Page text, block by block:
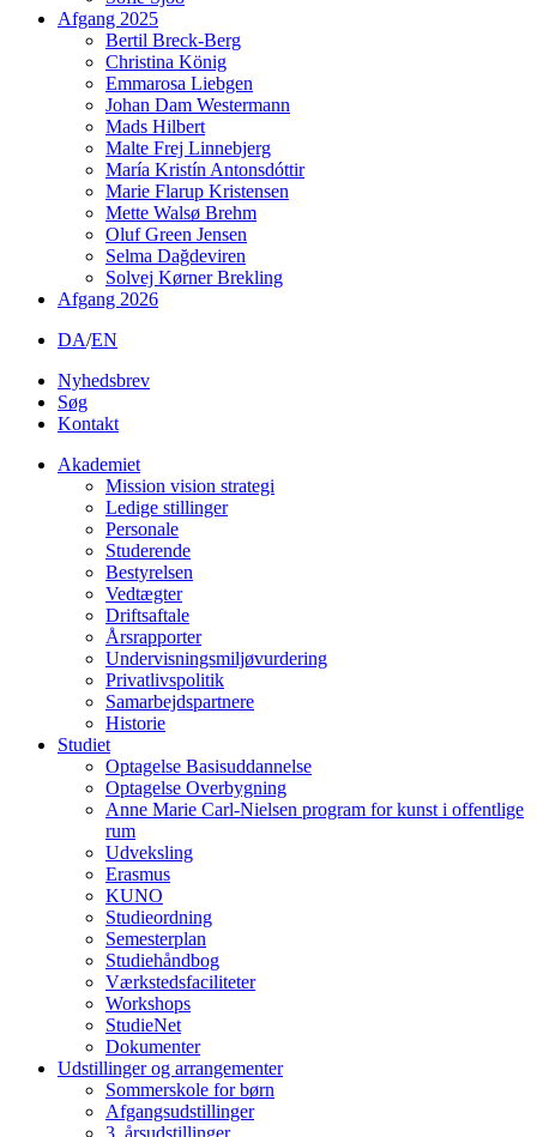
Afgang 2025
Bertil Breck-Berg
Christina König
Emmarosa Liebgen
Johan Dam Westermann
Mads Hilbert
Malte Frej Linnebjerg
María Kristín Antonsdóttir
Marie Flarup Kristensen
Mette Walsø Brehm
Oluf Green Jensen
Selma Dağdeviren
Solvej Kørner Brekling
Afgang 2026
DA/EN
Nyhedsbrev
Søg
Kontakt
Akademiet
Mission vision strategi
Ledige stillinger
Personale
Studerende
Bestyrelsen
Vedtægter
Driftsaftale
Årsrapporter
Undervisningsmiljøvurdering
Privatlivspolitik
Samarbejdspartnere
Historie
Studiet
Optagelse Basisuddannelse
Optagelse Overbygning
Anne Marie Carl-Nielsen program for kunst i offentlige
rum
Udveksling
Erasmus
KUNO
Studieordning
Semesterplan
Studiehåndbog
Værkstedsfaciliteter
Workshops
StudieNet
Dokumenter
Udstillinger og arrangementer
Sommerskole for børn
Afgangsudstillinger
3. årsudstillinger